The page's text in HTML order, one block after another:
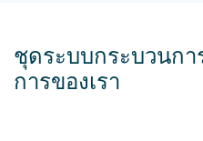
ชุดระบบกระบวนก
การของเรา